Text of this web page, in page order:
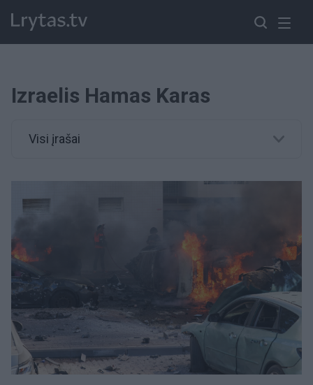
Izraelis Hamas Karas
Visi įrašai